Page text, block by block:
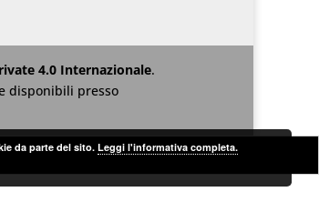
4.0 Internazionale.
disponibili presso
da parte del sito.Leggi l'informativa completa.